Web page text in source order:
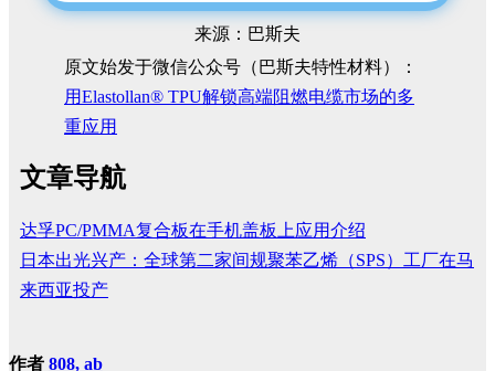
来源：巴斯夫
原文始发于微信公众号（巴斯夫特性材料）：
用Elastollan® TPU解锁高端阻燃电缆市场的多
重应用
文章导航
达孚PC/PMMA复合板在手机盖板上应用介绍
日本出光兴产：全球第二家间规聚苯乙烯（SPS）工厂在马
来西亚投产
作者 808, ab